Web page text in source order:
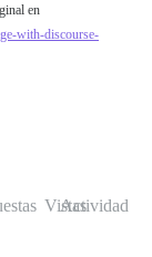
en
with-discourse-
Vistas
Actividad